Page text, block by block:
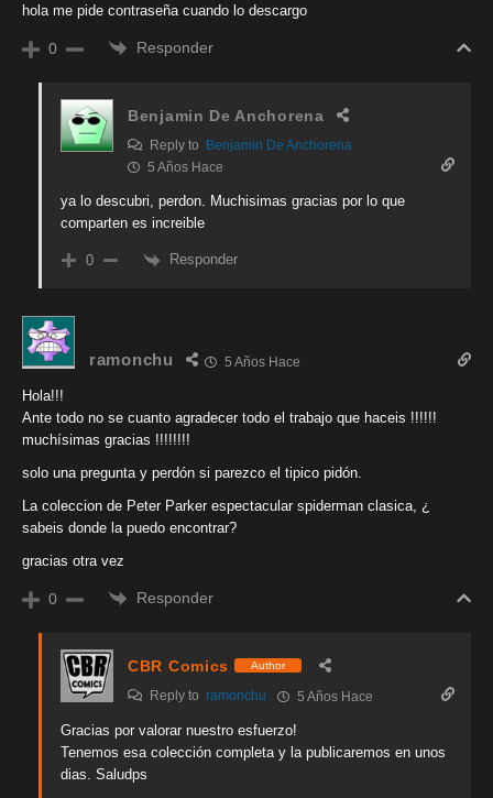
hola me pide contraseña cuando lo descargo
0 Responder
Benjamin De Anchorena
Reply to
Benjamin De Anchorena
5 Años Hace
ya lo descubri, perdon. Muchisimas gracias por lo que
comparten es increible
0 Responder
ramonchu 5 Años Hace
Hola!!!
Ante todo no se cuanto agradecer todo el trabajo que haceis !!!!!!
muchísimas gracias !!!!!!!!
solo una pregunta y perdón si parezco el tipico pidón.
La coleccion de Peter Parker espectacular spiderman clasica, ¿
sabeis donde la puedo encontrar?
gracias otra vez
0 Responder
CBR Comics Author
Reply to ramonchu 5 Años Hace
Gracias por valorar nuestro esfuerzo!
Tenemos esa colección completa y la publicaremos en unos
dias. Saludps